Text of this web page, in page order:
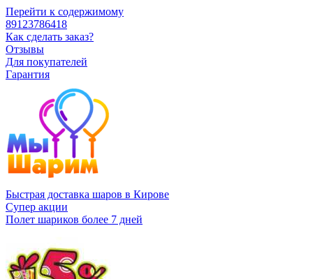
Перейти к содержимому
89123786418
Как сделать заказ?
Отзывы
Для покупателей
Гарантия
Быстрая доставка шаров в Кирове
Супер акции
Полет шариков более 7 дней